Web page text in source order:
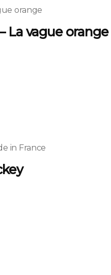
La vague orange